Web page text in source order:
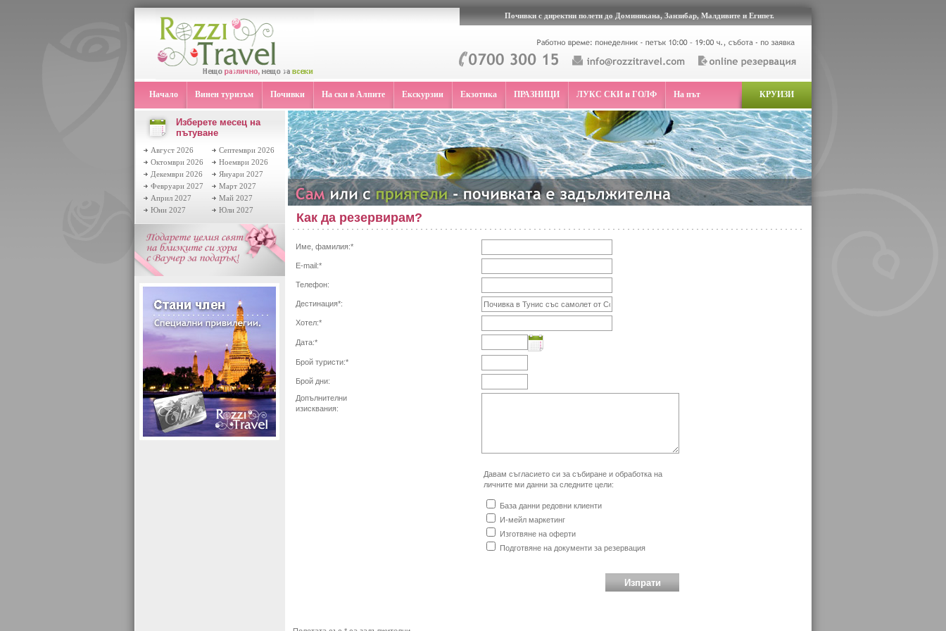
Почивки с директни полети до Доминикана, Занзибар, Малдивите и Египет.
КРУИЗИ
Начало Винен туризъм Почивки На ски в Алпите Екскурзии Екзотика ПРАЗНИЦИ ЛУКС СКИ и ГОЛФ На път
Изберете месец на
пътуване
Август 2026
Септември 2026
Октомври 2026
Ноември 2026
Декември 2026
Януари 2027
Февруари 2027
Март 2027
Април 2027
Май 2027
Юни 2027
Юли 2027
Как да резервирам?
Име, фамилия:*
E-mail:*
Телефон:
Дестинация*:
Хотел:*
Дата:*
Брой туристи:*
Брой дни:
Допълнителни
изисквания:
Давам съгласието си за събиране и обработка на
личните ми данни за следните цели:
База данни редовни клиенти
И-мейл маркетинг
Изготвяне на оферти
Подготвяне на документи за резервация